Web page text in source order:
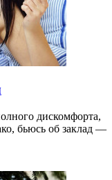
дискомфорта,
бьюсь об заклад —